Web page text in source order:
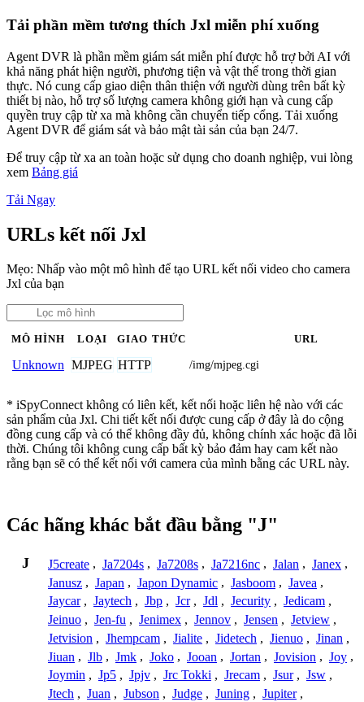
Tải phần mềm tương thích Jxl miễn phí xuống
Agent DVR là phần mềm giám sát miễn phí được hỗ trợ bởi AI với
khả năng phát hiện người, phương tiện và vật thể trong thời gian
thực. Nó cung cấp giao diện thân thiện với người dùng trên bất kỳ
thiết bị nào, hỗ trợ số lượng camera không giới hạn và cung cấp
quyền truy cập từ xa mà không cần chuyển tiếp cổng. Tải xuống
Agent DVR để giám sát và bảo mật tài sản của bạn 24/7.
Để truy cập từ xa an toàn hoặc sử dụng cho doanh nghiệp, vui lòng
xem Bảng giá
Tải Ngay
URLs kết nối Jxl
Mẹo: Nhấp vào một mô hình để tạo URL kết nối video cho camera
Jxl của bạn
MÔ HÌNH LOẠI GIAO THỨC URL
Unknown MJPEG HTTP /img/mjpeg.cgi
* iSpyConnect không có liên kết, kết nối hoặc liên hệ nào với các
sản phẩm của Jxl. Chi tiết kết nối được cung cấp ở đây là do cộng
đồng cung cấp và có thể không đầy đủ, không chính xác hoặc đã lỗi
thời. Chúng tôi không cung cấp bất kỳ bảo đảm hay cam kết nào
rằng bạn sẽ có thể kết nối với camera của mình bằng các URL này.
Các hãng khác bắt đầu bằng "J"
J J5create , Ja7204s , Ja7208s , Ja7216nc , Jalan , Janex ,
Janusz , Japan , Japon Dynamic , Jasboom , Javea ,
Jaycar , Jaytech , Jbp , Jcr , Jdl , Jecurity , Jedicam ,
Jeinuo , Jen-fu , Jenimex , Jennov , Jensen , Jetview ,
Jetvision , Jhempcam , Jialite , Jidetech , Jienuo , Jinan ,
Jiuan , Jlb , Jmk , Joko , Jooan , Jortan , Jovision , Joy ,
Joymin , Jp5 , Jpjv , Jrc Tokki , Jrecam , Jsur , Jsw ,
Jtech , Juan , Jubson , Judge , Juning , Jupiter ,